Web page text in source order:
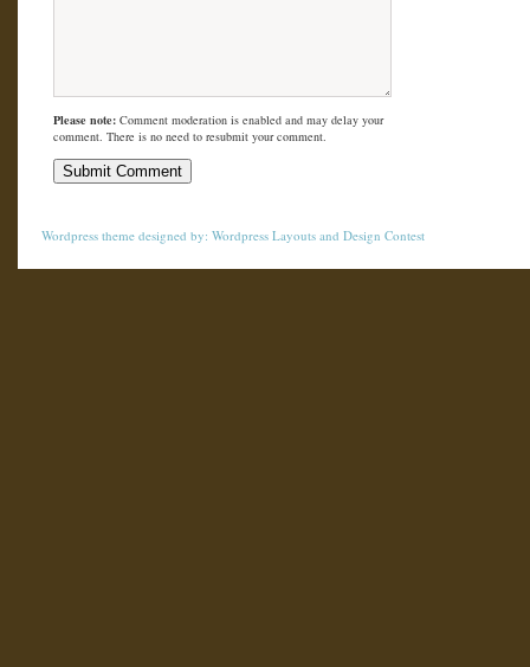
Please note: Comment moderation is enabled and may delay your
comment. There is no need to resubmit your comment.
Wordpress theme designed by: Wordpress Layouts and Design Contest